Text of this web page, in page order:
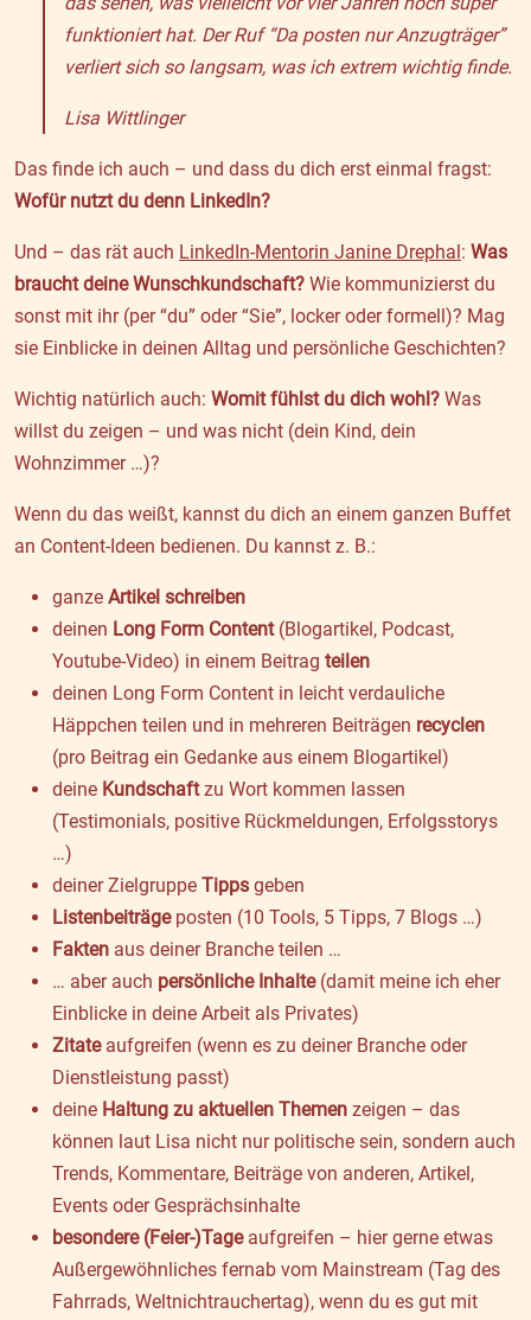
funktioniert hat. Der Ruf “Da posten nur Anzugträger”
verliert sich so langsam, was ich extrem wichtig finde.
Lisa Wittlinger
Das finde ich auch – und dass du dich erst einmal fragst:
Wofür nutzt du denn LinkedIn?
Und – das rät auch LinkedIn-Mentorin Janine Drephal: Was
braucht deine Wunschkundschaft? Wie kommunizierst du
sonst mit ihr (per “du” oder “Sie”, locker oder formell)? Mag
sie Einblicke in deinen Alltag und persönliche Geschichten?
Wichtig natürlich auch: Womit fühlst du dich wohl? Was
willst du zeigen – und was nicht (dein Kind, dein
Wohnzimmer …)?
Wenn du das weißt, kannst du dich an einem ganzen Buffet
an Content-Ideen bedienen. Du kannst z. B.:
ganze Artikel schreiben
deinen Long Form Content(Blogartikel, Podcast,
Youtube-Video) in einem Beitrag teilen
deinen Long Form Content in leicht verdauliche
Häppchen teilen und in mehreren Beiträgen recyclen
(pro Beitrag ein Gedanke aus einem Blogartikel)
deine Kundschaftzu Wort kommen lassen
(Testimonials, positive Rückmeldungen, Erfolgsstorys
…)
deiner Zielgruppe Tipps geben
Listenbeiträgeposten (10 Tools, 5 Tipps, 7 Blogs …)
Fakten aus deiner Branche teilen …
… aber auch persönliche Inhalte(damit meine ich eher
Einblicke in deine Arbeit als Privates)
Zitate aufgreifen (wenn es zu deiner Branche oder
Dienstleistung passt)
deine Haltung zu aktuellen Themen zeigen – das
können laut Lisa nicht nur politische sein, sondern auch
Trends, Kommentare, Beiträge von anderen, Artikel,
Events oder Gesprächsinhalte
besondere (Feier-)Tageaufgreifen – hier gerne etwas
Außergewöhnliches fernab vom Mainstream (Tag des
Fahrrads, Weltnichtrauchertag), wenn du es gut mit